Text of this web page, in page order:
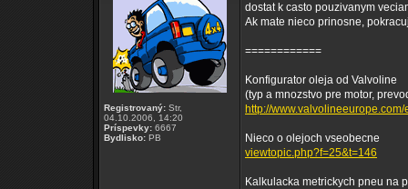
Registrovaný: Str,
04.10.2006, 14:20
Príspevky: 6667
Bydlisko: PB
dostat k casto pouzivanym
Ak mate nieco prinosne,
============
Konfigurator oleja od Valvoline
(typ a mnozstvo pre motor,
http://
Nieco o olejoch vseobecne
viewtopic.php?f=25&t=146
Kalkulacka metrickych pneu na